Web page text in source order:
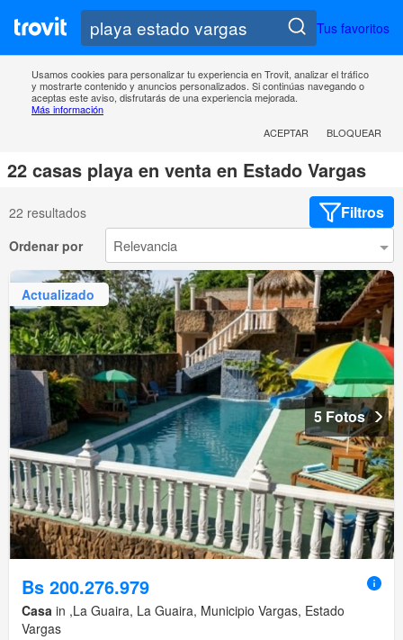
Tus favoritos
Usamos cookies para personalizar tu experiencia en Trovit, analizar el tráfico
y mostrarte contenido y anuncios personalizados. Si continúas navegando o
aceptas este aviso, disfrutarás de una experiencia mejorada.
Más información
ACEPTAR
BLOQUEAR
22 casas playa en venta en Estado Vargas
22 resultados Filtros
Ordenar por
Actualizado
5 Fotos
Bs 200.276.979
Casa in ,La Guaira, La Guaira, Municipio Vargas, Estado
Vargas